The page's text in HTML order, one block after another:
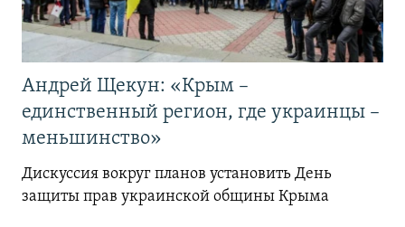
Андрей Щекун: «Крым –
единственный регион, где украинцы –
меньшинство»
Дискуссия вокруг планов установить День
защиты прав украинской общины Крыма